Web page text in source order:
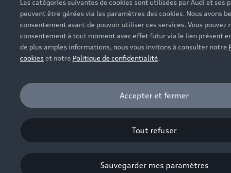
Les catégories suivantes de cookies sont utilisées par Audi et ses
peuvent être gérées via les paramètres des cookies. Nous avons
consentement avant de pouvoir utiliser ces services. Vous pouvez
consentement à tout moment avec effet futur via le lien présent
de plus amples informations, nous vous invitons à consulter notre
cookies et notre Politique de confidentialité.
Accepter et fermer
Tout refuser
Sauvegarder mes paramètres
24 mois et vérifiée sur jusqu'à 130 points de
sont disponibles et vous accompagnent pour
des
2
Cliquez sur « Contacter votre Partenaire ».